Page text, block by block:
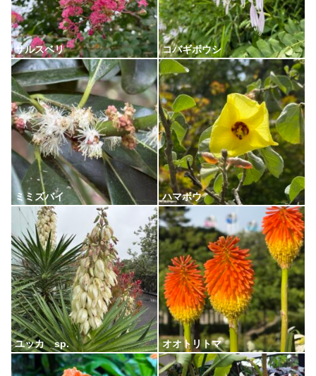
サルスベリ コバギボウシ
ミミズバイ ハマボウ
ユッカ sp. オオトリトマ